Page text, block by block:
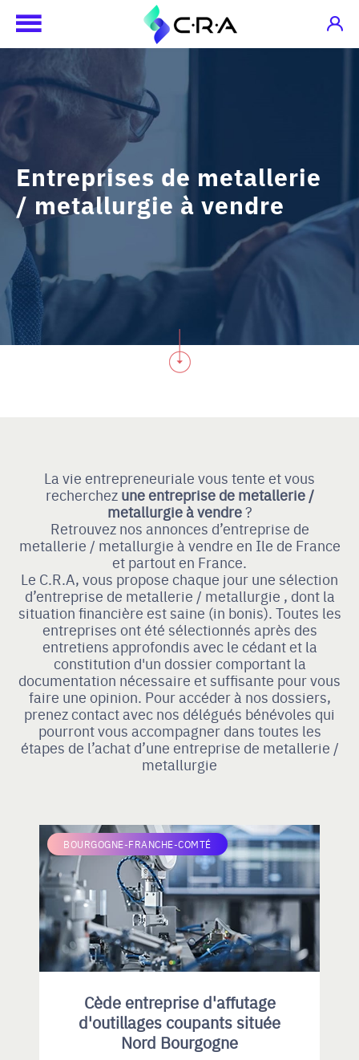
Entreprises de metallerie
/ metallurgie à vendre
La vie entrepreneuriale vous tente et vous
recherchez une entreprise de metallerie /
metallurgie à vendre?
Retrouvez nos annonces d’entreprise de
metallerie / metallurgie à vendre en Ile de France
et partout en France.
Le C.R.A, vous propose chaque jour une sélection
d’entreprise de metallerie / metallurgie , dont la
situation financière est saine (in bonis). Toutes les
entreprises ont été sélectionnés après des
entretiens approfondis avec le cédant et la
constitution d'un dossier comportant la
documentation nécessaire et suffisante pour vous
faire une opinion. Pour accéder à nos dossiers,
prenez contact avec nos délégués bénévoles qui
pourront vous accompagner dans toutes les
étapes de l’achat d’une entreprise de metallerie /
metallurgie
BOURGOGNE-FRANCHE-COMTÉ
Cède entreprise d'affutage
d'outillages coupants située
Nord Bourgogne